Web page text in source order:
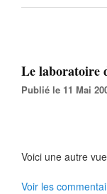
Le laboratoire
Publié le 11 Mai
Voici une autre
Voir les